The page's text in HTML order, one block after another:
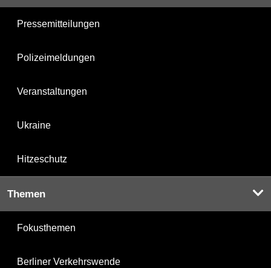
Pressemitteilungen
Polizeimeldungen
Veranstaltungen
Ukraine
Hitzeschutz
Themen
Fokusthemen
Berliner Verkehrswende